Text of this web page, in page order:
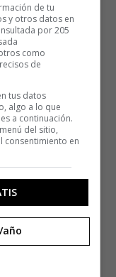
de tu
y otros datos en
por 205
como
de
tus datos
algo a lo que
a continuación.
del sitio,
consentimiento en
año